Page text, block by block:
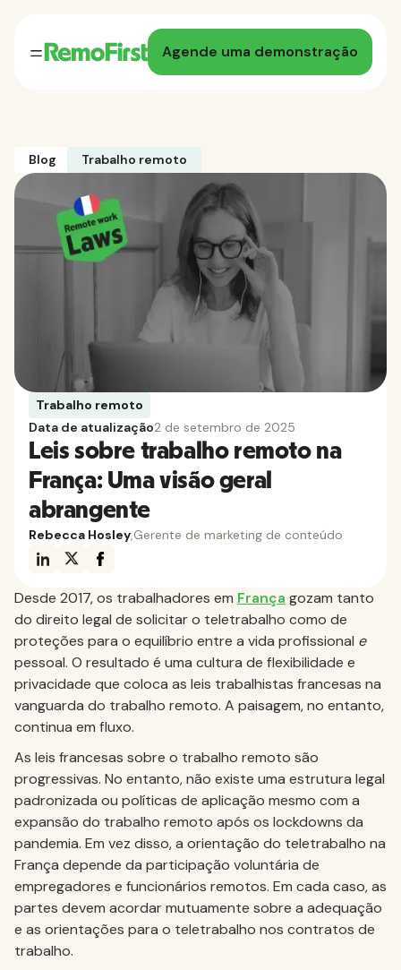
Agende uma demonstração
Blog Trabalho remoto
Trabalho remoto
Data de atualização2 de setembro de 2025
Leis sobre trabalho remoto na
França: Uma visão geral
abrangente
Rebecca Hosley Gerente de marketing de conteúdo
Desde 2017, os trabalhadores em França gozam tanto
do direito legal de solicitar o teletrabalho como de
proteções para o equilíbrio entre a vida profissional e
pessoal. O resultado é uma cultura de flexibilidade e
privacidade que coloca as leis trabalhistas francesas na
vanguarda do trabalho remoto. A paisagem, no entanto,
continua em fluxo.
As leis francesas sobre o trabalho remoto são
progressivas. No entanto, não existe uma estrutura legal
padronizada ou políticas de aplicação mesmo com a
expansão do trabalho remoto após os lockdowns da
pandemia. Em vez disso, a orientação do teletrabalho na
França depende da participação voluntária de
empregadores e funcionários remotos. Em cada caso, as
partes devem acordar mutuamente sobre a adequação
e as orientações para o teletrabalho nos contratos de
trabalho.